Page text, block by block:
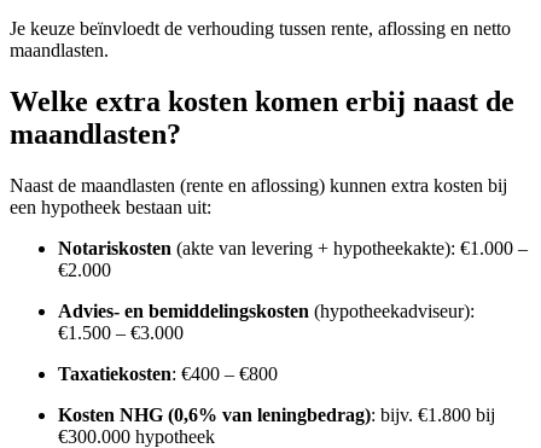
Je keuze beïnvloedt de verhouding tussen rente, aflossing en netto
maandlasten.
Welke extra kosten komen erbij naast de
maandlasten?
Naast de maandlasten (rente en aflossing) kunnen extra kosten bij
een hypotheek bestaan uit:
Notariskosten (akte van levering + hypotheekakte): €1.000 –
€2.000
Advies- en bemiddelingskosten (hypotheekadviseur):
€1.500 – €3.000
Taxatiekosten: €400 – €800
Kosten NHG (0,6% van leningbedrag): bijv. €1.800 bij
€300.000 hypotheek